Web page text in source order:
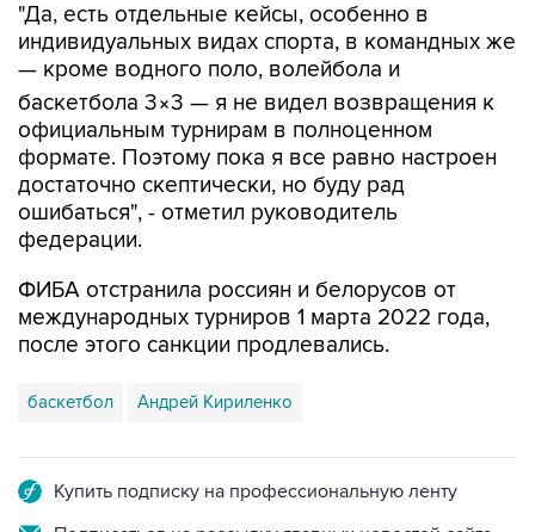
"Да, есть отдельные кейсы, особенно в
индивидуальных видах спорта, в командных же
— кроме водного поло, волейбола и
баскетбола 3×3 — я не видел возвращения к
официальным турнирам в полноценном
формате. Поэтому пока я все равно настроен
достаточно скептически, но буду рад
ошибаться", - отметил руководитель
федерации.
ФИБА отстранила россиян и белорусов от
международных турниров 1 марта 2022 года,
после этого санкции продлевались.
баскетбол Андрей Кириленко
Купить подписку на профессиональную ленту